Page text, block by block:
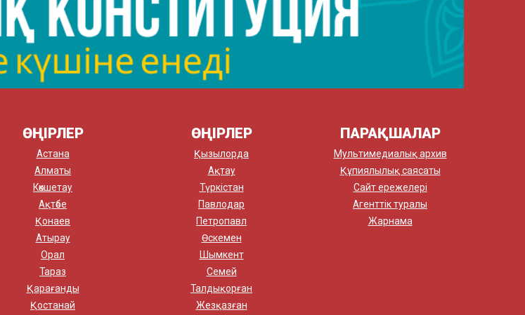
ӨҢІРЛЕР
Астана
Алматы
Көкшетау
Ақтөбе
Қонаев
Атырау
Орал
Тараз
Қарағанды
Қостанай
ӨҢІРЛЕР
Қызылорда
Ақтау
Түркістан
Павлодар
Петропавл
Өскемен
Шымкент
Семей
Талдықорған
Жезқазған
ПАРАҚШАЛАР
Мультимедиалық архив
Құпиялылық саясаты
Сайт ережелері
Агенттік туралы
Жарнама